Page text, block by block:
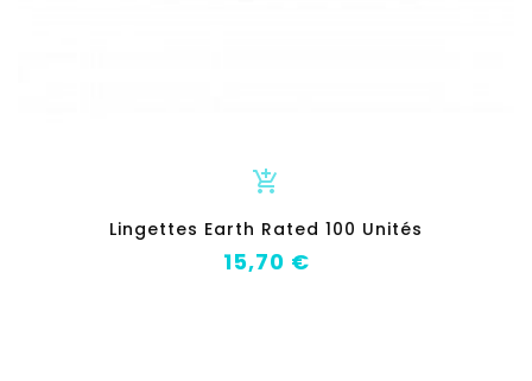
add_shopping_cart
Lingettes Earth Rated 100 Unités
Prix
15,70 €